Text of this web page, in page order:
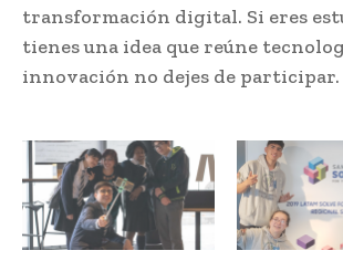
transformación digital. Si eres
tienes una idea que reúne
innovación no dejes de participar.